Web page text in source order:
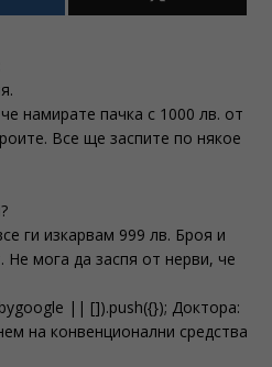
намирате пачка с 1000 лв. от
Все ще заспите по някое
ги изкарвам 999 лв. Броя и
Не мога да заспя от нерви, че
|| []).push({}); Доктора:
на конвенционални средства